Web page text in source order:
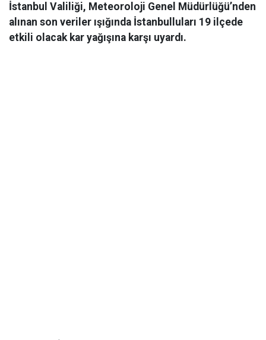
İstanbul Valiliği, Meteoroloji Genel Müdürlüğü’nden
alınan son veriler ışığında İstanbulluları 19 ilçede
etkili olacak kar yağışına karşı uyardı.